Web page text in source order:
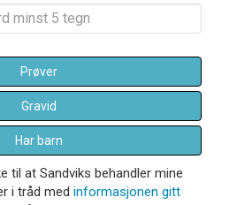
Prøver
Gravid
Har barn
til at Sandviks behandler mine
i tråd med informasjonen gitt